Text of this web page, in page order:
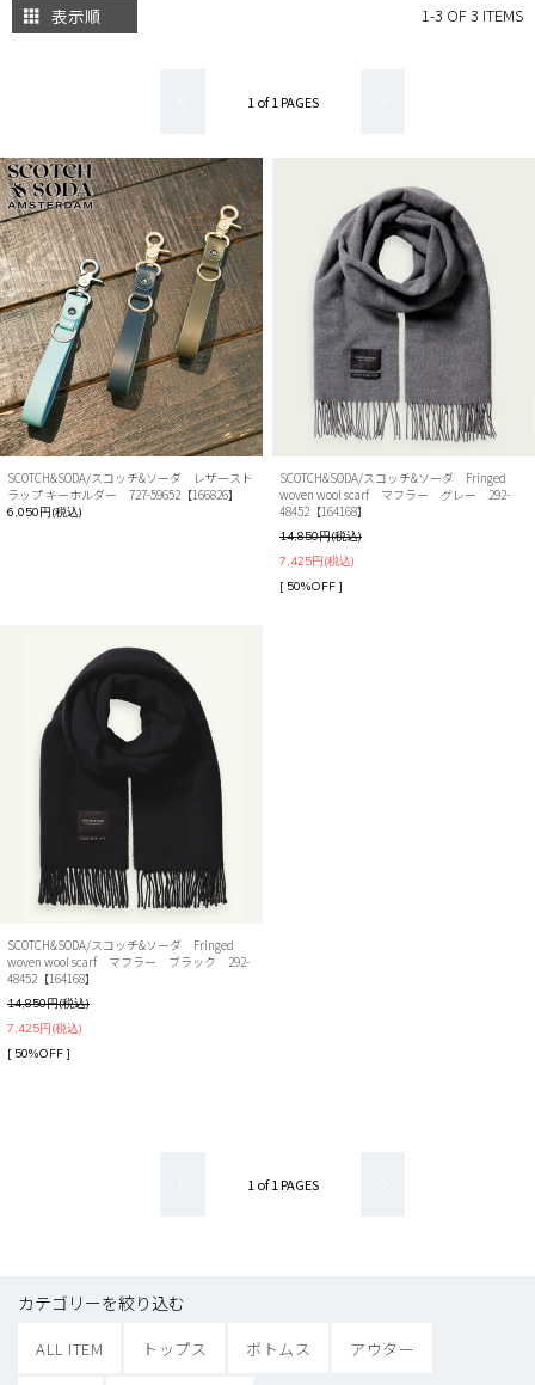
1-3 OF 3 ITEMS
表示順
1 of 1 PAGES
SCOTCH&SODA/スコッチ&ソーダ レザースト
ラップ キーホルダー 727-59652【166826】
6,050円(税込)
SCOTCH&SODA/スコッチ&ソーダ Fringed
woven wool scarf マフラー グレー 292-
48452【164168】
14,850円(税込)
7,425円(税込)
[ 50%OFF ]
SCOTCH&SODA/スコッチ&ソーダ Fringed
woven wool scarf マフラー ブラック 292-
48452【164168】
14,850円(税込)
7,425円(税込)
[ 50%OFF ]
1 of 1 PAGES
カテゴリーを絞り込む
ALL ITEM トップス ボトムス アウター